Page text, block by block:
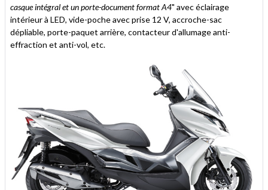
casque intégral et un porte-document format A4" avec éclairage
intérieur à LED, vide-poche avec prise 12 V, accroche-sac
dépliable, porte-paquet arrière, contacteur d'allumage anti-
effraction et anti-vol, etc.